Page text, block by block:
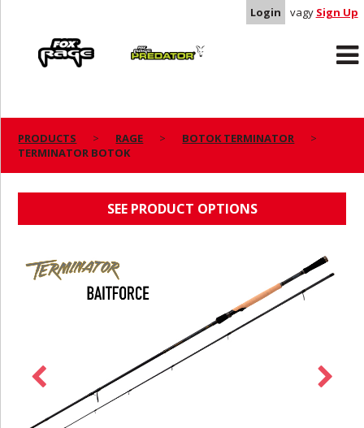
Login vagy Sign Up
Predator
PRODUCTS RAGE
BOTOK TERMINATOR
TERMINATOR BOTOK
SEE PRODUCT OPTIONS